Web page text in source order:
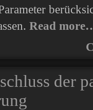
Read
der